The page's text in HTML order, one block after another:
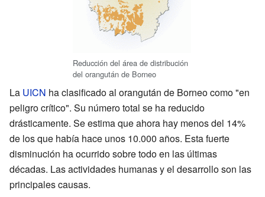
Reducción del área de distribución
del orangután de Borneo
La UICN ha clasificado al orangután de Borneo como "en
peligro crítico". Su número total se ha reducido
drásticamente. Se estima que ahora hay menos del 14%
de los que había hace unos 10.000 años. Esta fuerte
disminución ha ocurrido sobre todo en las últimas
décadas. Las actividades humanas y el desarrollo son las
principales causas.